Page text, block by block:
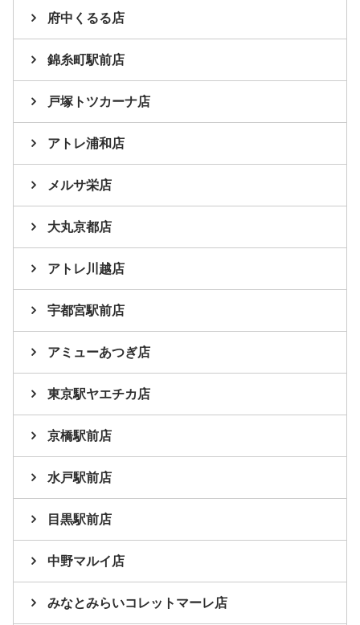
府中くるる店
錦糸町駅前店
戸塚トツカーナ店
アトレ浦和店
メルサ栄店
大丸京都店
アトレ川越店
宇都宮駅前店
アミューあつぎ店
東京駅ヤエチカ店
京橋駅前店
水戸駅前店
目黒駅前店
中野マルイ店
みなとみらいコレットマーレ店